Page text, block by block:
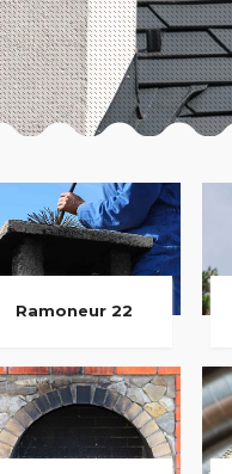
Ramoneur 22